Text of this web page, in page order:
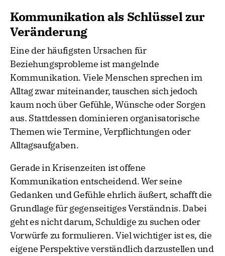
Kommunikation als Schlüssel zur
Veränderung
Eine der häufigsten Ursachen für
Beziehungsprobleme ist mangelnde
Kommunikation. Viele Menschen sprechen im
Alltag zwar miteinander, tauschen sich jedoch
kaum noch über Gefühle, Wünsche oder Sorgen
aus. Stattdessen dominieren organisatorische
Themen wie Termine, Verpflichtungen oder
Alltagsaufgaben.
Gerade in Krisenzeiten ist offene
Kommunikation entscheidend. Wer seine
Gedanken und Gefühle ehrlich äußert, schafft die
Grundlage für gegenseitiges Verständnis. Dabei
geht es nicht darum, Schuldige zu suchen oder
Vorwürfe zu formulieren. Viel wichtiger ist es, die
eigene Perspektive verständlich darzustellen und